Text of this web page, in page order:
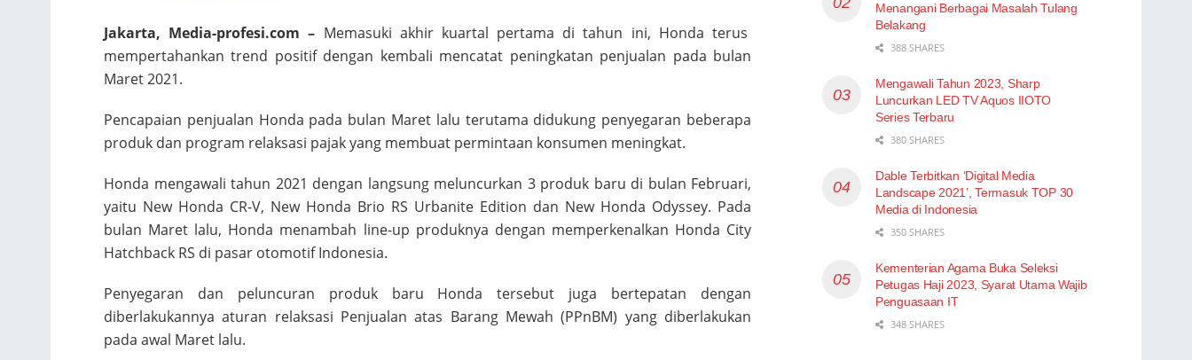
Jakarta, Media-profesi.com – Memasuki akhir kuartal pertama di tahun ini, Honda terus
mempertahankan trend positif dengan kembali mencatat peningkatan penjualan pada bulan
Maret 2021.
Pencapaian penjualan Honda pada bulan Maret lalu terutama didukung penyegaran beberapa
produk dan program relaksasi pajak yang membuat permintaan konsumen meningkat.
Honda mengawali tahun 2021 dengan langsung meluncurkan 3 produk baru di bulan Februari,
yaitu New Honda CR-V, New Honda Brio RS Urbanite Edition dan New Honda Odyssey. Pada
bulan Maret lalu, Honda menambah line-up produknya dengan memperkenalkan Honda City
Hatchback RS di pasar otomotif Indonesia.
Penyegaran dan peluncuran produk baru Honda tersebut juga bertepatan dengan
diberlakukannya aturan relaksasi Penjualan atas Barang Mewah (PPnBM) yang diberlakukan
pada awal Maret lalu.
Menangani Berbagai Masalah Tulang
Belakang
388 SHARES
Mengawali Tahun 2023, Sharp
Luncurkan LED TV Aquos IIOTO
Series Terbaru
380 SHARES
Dable Terbitkan ‘Digital Media
Landscape 2021’, Termasuk TOP 30
Media di Indonesia
350 SHARES
Kementerian Agama Buka Seleksi
Petugas Haji 2023, Syarat Utama Wajib
Penguasaan IT
348 SHARES